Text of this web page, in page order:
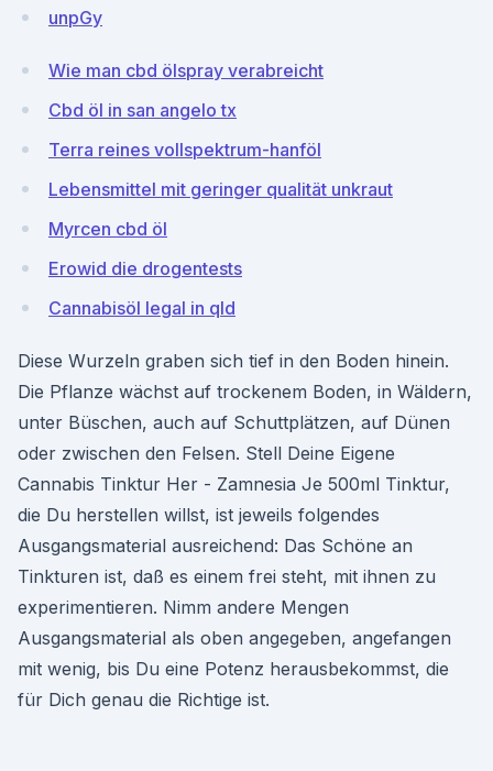
unpGy
Wie man cbd ölspray verabreicht
Cbd öl in san angelo tx
Terra reines vollspektrum-hanföl
Lebensmittel mit geringer qualität unkraut
Myrcen cbd öl
Erowid die drogentests
Cannabisöl legal in qld
Diese Wurzeln graben sich tief in den Boden hinein.
Die Pflanze wächst auf trockenem Boden, in Wäldern,
unter Büschen, auch auf Schuttplätzen, auf Dünen
oder zwischen den Felsen. Stell Deine Eigene
Cannabis Tinktur Her - Zamnesia Je 500ml Tinktur,
die Du herstellen willst, ist jeweils folgendes
Ausgangsmaterial ausreichend: Das Schöne an
Tinkturen ist, daß es einem frei steht, mit ihnen zu
experimentieren. Nimm andere Mengen
Ausgangsmaterial als oben angegeben, angefangen
mit wenig, bis Du eine Potenz herausbekommst, die
für Dich genau die Richtige ist.